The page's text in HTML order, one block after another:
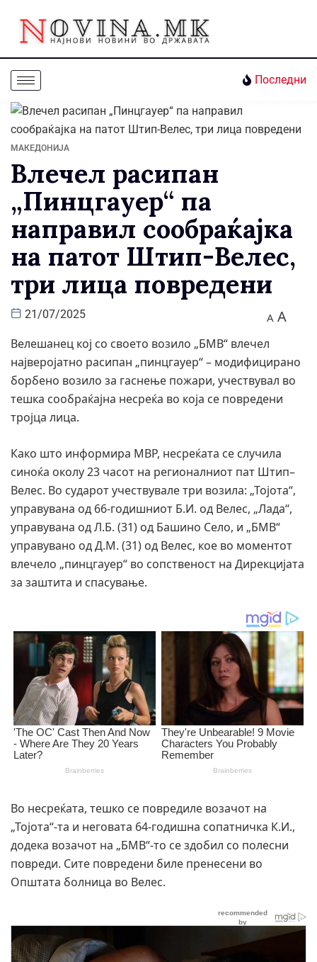
Последни
МАКЕДОНИЈА
Влечел расипан
„Пинцгауер“ па
направил сообраќајка
на патот Штип-Велес,
три лица повредени
21/07/2025 A A
Велешанец кој со своето возило „БМВ“ влечел
најверојатно расипан „пинцгауер“ – модифицирано
борбено возило за гаснење пожари, учествувал во
тешка сообраќајна несреќа во која се повредени
тројца лица.
Како што информира МВР, несреќата се случила
синоќа околу 23 часот на регионалниот пат Штип–
Велес. Во сударот учествувале три возила: „Тојота“,
управувана од 66-годишниот Б.И. од Велес, „Лада“,
управувана од Л.Б. (31) од Башино Село, и „БМВ“
управувано од Д.М. (31) од Велес, кое во моментот
влечело „пинцгауер“ во сопственост на Дирекцијата
за заштита и спасување.
Во несреќата, тешко се повредиле возачот на
„Тојота“-та и неговата 64-годишна сопатничка К.И.,
додека возачот на „БМВ“-то се здобил со полесни
повреди. Сите повредени биле пренесени во
Општата болница во Велес.